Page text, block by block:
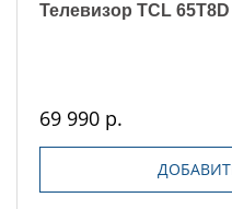
Телевизор TCL 65T8D
69 990 р.